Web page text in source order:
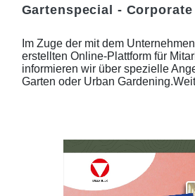
Gartenspecial -
Im Zuge der mit dem
erstellten Online-Plattform für
informieren wir über spezielle
Garten oder Urban